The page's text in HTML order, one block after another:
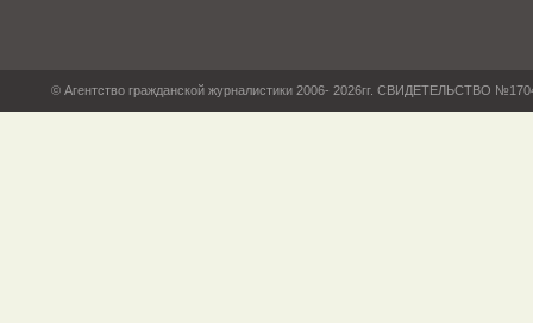
© Агентство гражданской журналистики 2006- 2026гг. СВИДЕТЕЛЬСТВО